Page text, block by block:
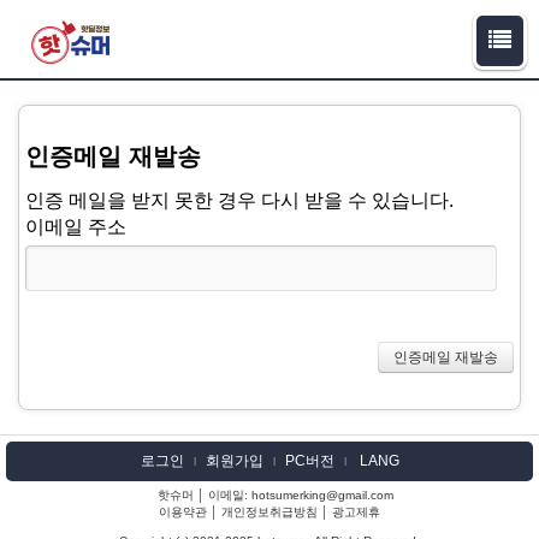
인증메일 재발송
인증 메일을 받지 못한 경우 다시 받을 수 있습니다.
이메일 주소
로그인 l 회원가입 l PC버전 l LANG
핫슈머 │ 이메일: hotsumerking@gmail.com
이용약관
개인정보취급방침 광고제휴